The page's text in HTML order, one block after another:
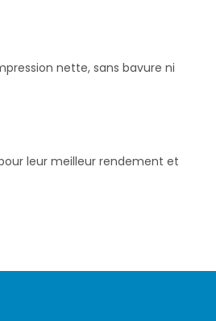
nette, sans bavure ni
leur meilleur rendement et